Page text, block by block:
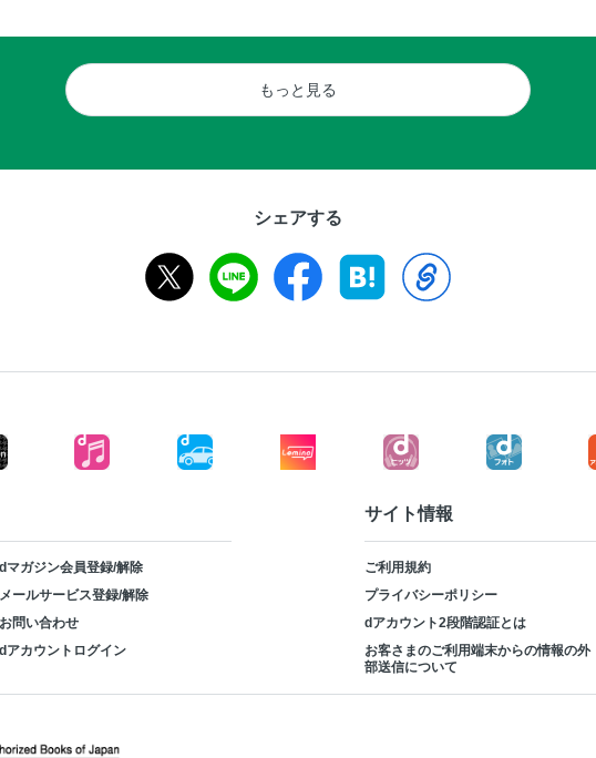
もっと見る
シェアする
dマガジン会員登録/解除
メールサービス登録/解除
お問い合わせ
dアカウントログイン
サイト情報
ご利用規約
プライバシーポリシー
dアカウント2段階認証とは
お客さまのご利用端末からの情報の外
部送信について